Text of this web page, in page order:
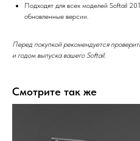
Подходят для всех моделей Softail
обновленные версии.
Перед покупкой рекомендуется
и годом выпуска вашего Softail.
Смотрите так же